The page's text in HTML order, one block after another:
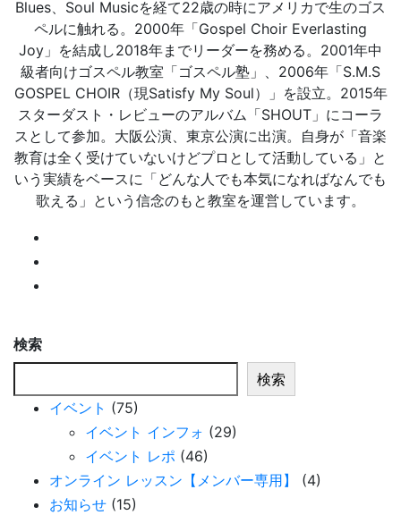
Blues、Soul Musicを経て22歳の時にアメリカで生のゴス
ペルに触れる。2000年「Gospel Choir Everlasting
Joy」を結成し2018年までリーダーを務める。2001年中
級者向けゴスペル教室「ゴスペル塾」、2006年「S.M.S
GOSPEL CHOIR（現Satisfy My Soul）」を設立。2015年
スターダスト・レビューのアルバム「SHOUT」にコーラ
スとして参加。大阪公演、東京公演に出演。自身が「音楽
教育は全く受けていないけどプロとして活動している」と
いう実績をベースに「どんな人でも本気になればなんでも
歌える」という信念のもと教室を運営しています。
検索
検索
イベント (75)
イベント インフォ (29)
イベント レポ (46)
オンライン レッスン【メンバー専用】
(4)
お知らせ (15)